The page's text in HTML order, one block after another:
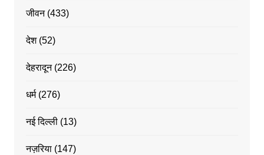
जीवन(433)
देश(52)
देहरादून(226)
धर्म(276)
नई दिल्ली(13)
नज़रिया(147)